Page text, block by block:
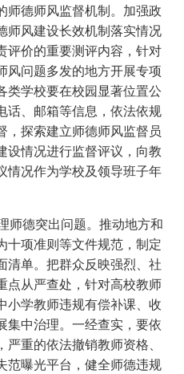
师德师风监督机制。加强政
师风建设长效机制落实情况
评价的重要测评内容，针对
风问题多发的地方开展专项
类学校要在校园显著位置公
话、邮箱等信息，依法依规
，探索建立师德师风监督员
设情况进行监督评议，向教
情况作为学校及领导班子年
德突出问题。推动地方和
十项准则等文件规范，制定
清单。把群众反映强烈、社
点从严查处，针对高校教师
小学教师违规有偿补课、收
集中治理。一经查实，要依
重的依法撤销教师资格、
范曝光平台，健全师德违规